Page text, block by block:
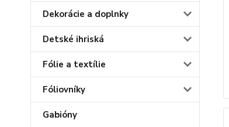
Dekorácie a doplnky
Detské ihriská
Fólie a textílie
Fóliovníky
Gabióny